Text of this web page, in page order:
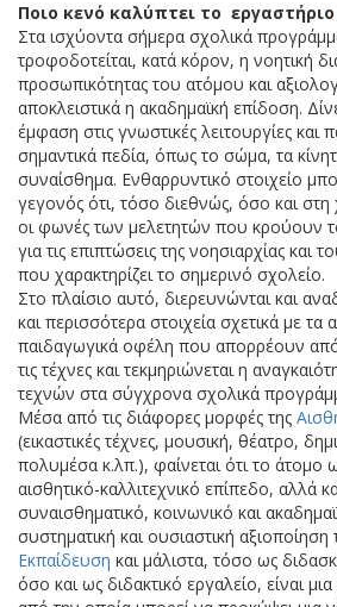
Ποιο κενό καλύπτει το εργαστήριο
Στα ισχύοντα σήμερα σχολικά
τροφοδοτείται, κατά κόρον, η νοητική
προσωπικότητας του ατόμου και
αποκλειστικά η ακαδημαϊκή επίδοση.
έμφαση στις γνωστικές λειτουργίες και
σημαντικά πεδία, όπως το σώμα, τα
συναίσθημα. Ενθαρρυντικό στοιχείο
γεγονός ότι, τόσο διεθνώς, όσο και
οι φωνές των μελετητών που κρούουν
για τις επιπτώσεις της νοησιαρχίας και
που χαρακτηρίζει το σημερινό σχολείο.
Στο πλαίσιο αυτό, διερευνώνται και
και περισσότερα στοιχεία σχετικά με τα
παιδαγωγικά οφέλη που απορρέουν
τις τέχνες και τεκμηριώνεται η
τεχνών στα σύγχρονα σχολικά
Μέσα από τις διάφορες μορφές της
(εικαστικές τέχνες, μουσική, θέατρο,
πολυμέσα κ.λπ.), φαίνεται ότι το άτομο
αισθητικό-καλλιτεχνικό επίπεδο, αλλά
συναισθηματικό, κοινωνικό και
συστηματική και ουσιαστική αξιοποίηση
Εκπαίδευση και μάλιστα, τόσο ως
όσο και ως διδακτικό εργαλείο, είναι